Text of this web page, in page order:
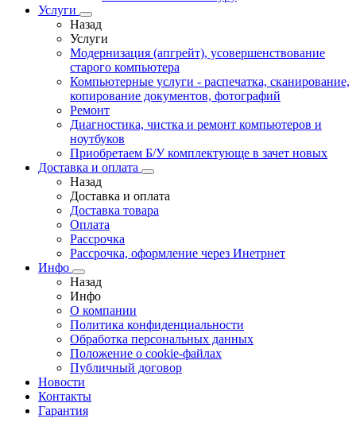
Услуги
Назад
Услуги
Модернизация (апгрейт), усовершенствование
старого компьютера
Компьютерные услуги - распечатка, сканирование,
копирование документов, фотографий
Ремонт
Диагностика, чистка и ремонт компьютеров и
ноутбуков
Приобретаем Б/У комплектующе в зачет новых
Доставка и оплата
Назад
Доставка и оплата
Доставка товара
Оплата
Рассрочка
Рассрочка, оформление через Инетрнет
Инфо
Назад
Инфо
О компании
Политика конфиденциальности
Обработка персональных данных
Положение о cookie-файлах
Публичный договор
Новости
Контакты
Гарантия